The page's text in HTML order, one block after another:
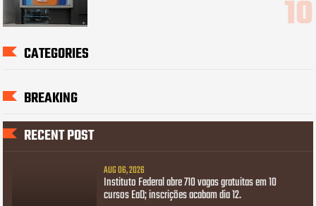
CATEGORIES
BREAKING
RECENT POST
AUG 06, 2026
Instituto Federal abre 710 vagas gratuitas em 10
cursos EaD; inscrições acabam dia 12.